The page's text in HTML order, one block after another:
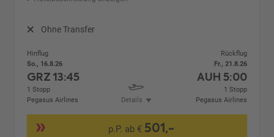
Ohne Transfer
Hinflug
So., 16.8.26
GRZ13:45
1 Stopp
Pegasus Airlines
Details
Rückflug
Fr., 21.8.26
AUH 5:00
1 Stopp
Pegasus Airlines
p.P. ab € 501,-